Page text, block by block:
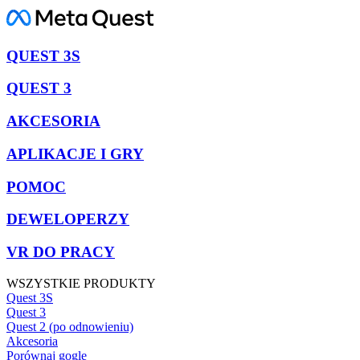
QUEST 3S
QUEST 3
AKCESORIA
APLIKACJE I GRY
POMOC
DEWELOPERZY
VR DO PRACY
WSZYSTKIE PRODUKTY
Quest 3S
Quest 3
Quest 2 (po odnowieniu)
Akcesoria
Porównaj gogle